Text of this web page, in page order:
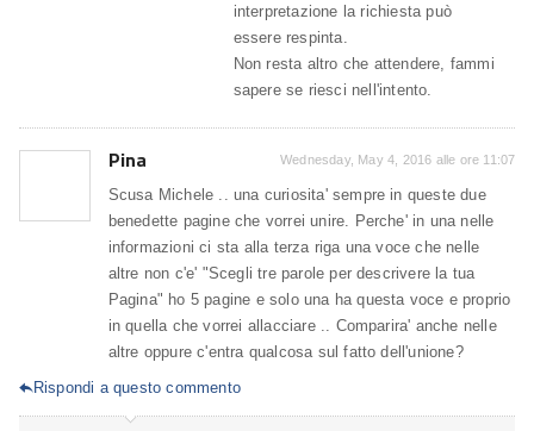
interpretazione la richiesta può
essere respinta.
Non resta altro che attendere, fammi
sapere se riesci nell'intento.
Pina Wednesday, May 4, 2016 alle ore 11:07
Scusa Michele .. una curiosita' sempre in queste due
benedette pagine che vorrei unire. Perche' in una nelle
informazioni ci sta alla terza riga una voce che nelle
altre non c'e' "Scegli tre parole per descrivere la tua
Pagina" ho 5 pagine e solo una ha questa voce e proprio
in quella che vorrei allacciare .. Comparira' anche nelle
altre oppure c'entra qualcosa sul fatto dell'unione?
Rispondi a questo commento